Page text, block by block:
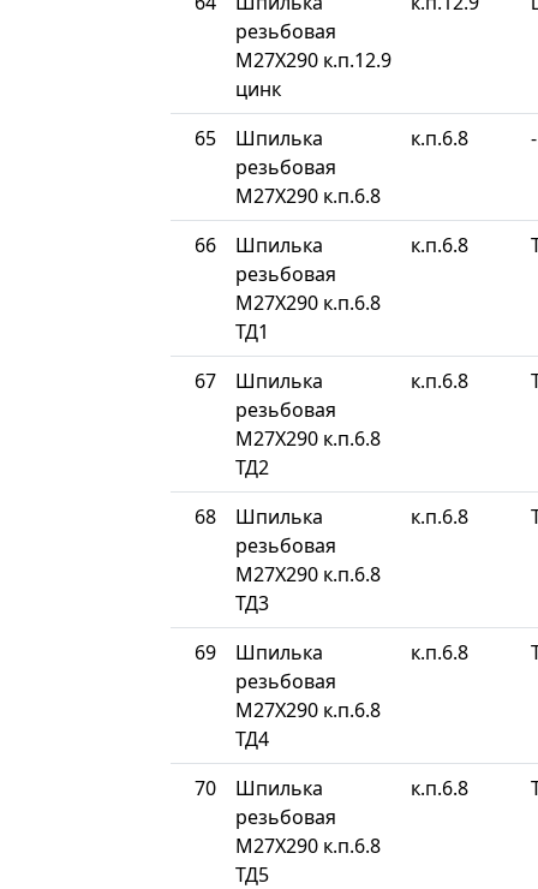
резьбовая
М27Х290 к.п.12.9
цинк
65
Шпилька
резьбовая
М27Х290 к.п.6.8
к.п.6.8 -
66
Шпилька
резьбовая
М27Х290 к.п.6.8
ТД1
к.п.6.8
67
Шпилька
резьбовая
М27Х290 к.п.6.8
ТД2
к.п.6.8
68
Шпилька
резьбовая
М27Х290 к.п.6.8
ТД3
к.п.6.8
69
Шпилька
резьбовая
М27Х290 к.п.6.8
ТД4
к.п.6.8
70
Шпилька
резьбовая
М27Х290 к.п.6.8
ТД5
к.п.6.8